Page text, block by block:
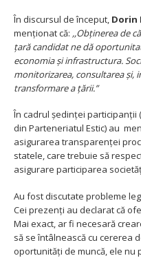
În discursul de început, Dorin
menționat că: ,,Obținerea de
țară candidat ne dă
economia și infrastructura.
monitorizarea, consultarea și,
transformare a țării.”
În cadrul ședinței participanții
din Parteneriatul Estic) au
asigurarea transparenței
statele, care trebuie să
asigurare participarea
Au fost discutate probleme
Cei prezenți au declarat că
Mai exact, ar fi necesară
să se întâlnească cu cererea
oportunități de muncă, ele nu